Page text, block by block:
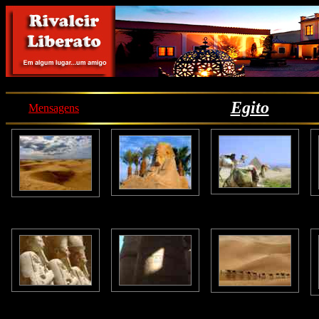
Mensagens Egito